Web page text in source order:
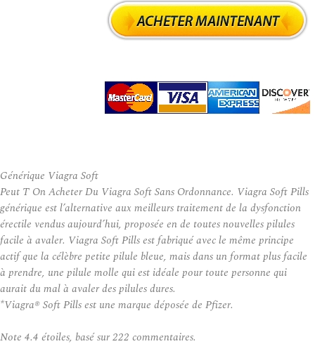
Générique Viagra Soft
Peut T On Acheter Du Viagra Soft Sans Ordonnance. Viagra Soft Pills
générique est l’alternative aux meilleurs traitement de la dysfonction
érectile vendus aujourd’hui, proposée en de toutes nouvelles pilules
facile à avaler. Viagra Soft Pills est fabriqué avec le même principe
actif que la célèbre petite pilule bleue, mais dans un format plus facile
à prendre, une pilule molle qui est idéale pour toute personne qui
aurait du mal à avaler des pilules dures.
*Viagra® Soft Pills est une marque déposée de Pfizer.
Note 4.4 étoiles, basé sur222 commentaires.